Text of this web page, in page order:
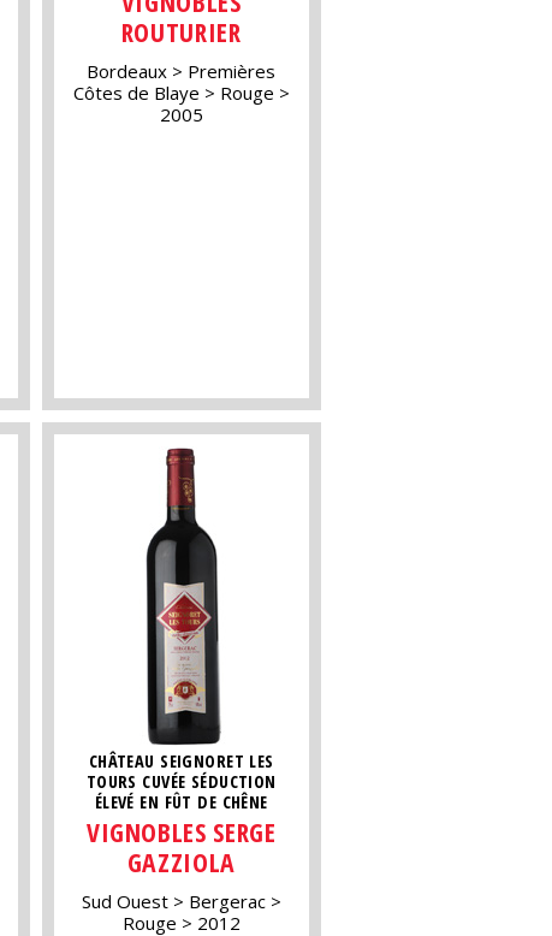
ROUTURIER
Bordeaux
Premières
Côtes de Blaye
Rouge
2005
CHÂTEAU SEIGNORET LES
TOURS CUVÉE SÉDUCTION
ÉLEVÉ EN FÛT DE CHÊNE
VIGNOBLES SERGE
GAZZIOLA
Sud Ouest
Bergerac
Rouge
2012